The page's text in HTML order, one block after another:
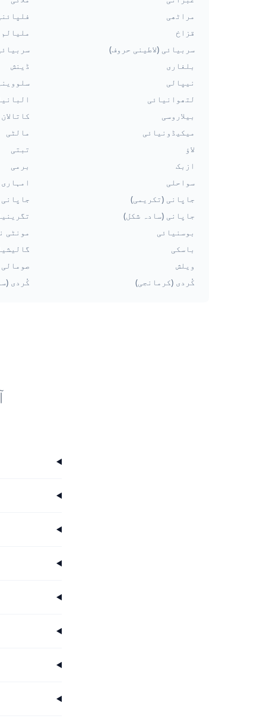
مراٹھی
قزاخ
ملیالم
سربیائی (لاطینی حروف)
بلغاری
ڈینش
نیپالی
لتھوانیائی
بیلاروسی
کاتالان
میکیڈونیائی
مالٹی
لاؤ
تبتی
ازبک
برمی
سواحلی
امہاری
جاپانی (تکریمی)
جاپانی (سادہ شکل)
بوسنیائی
مونٹی
باسکی
ویلش
صومالی
کُردی (کرمانجی)
کُردی